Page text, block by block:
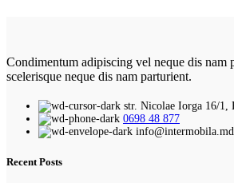
Condimentum adipiscing vel neque dis nam
scelerisque neque dis nam parturient.
str. Nicolae Iorga 16/1,
0698 48 877
info@intermobila.md
Recent Posts